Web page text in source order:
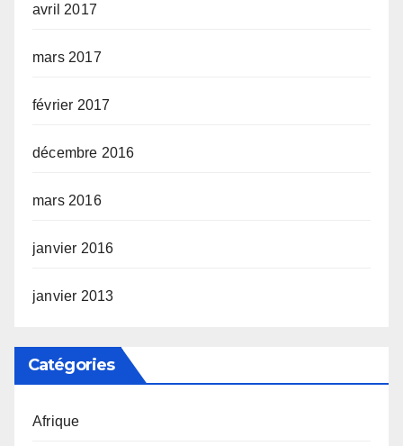
avril 2017
mars 2017
février 2017
décembre 2016
mars 2016
janvier 2016
janvier 2013
Catégories
Afrique